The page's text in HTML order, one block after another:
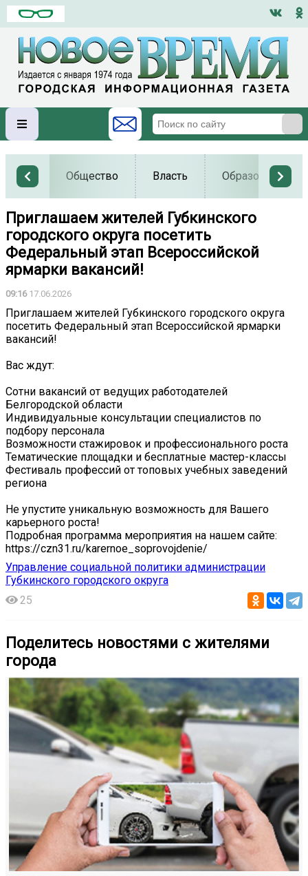
Общество Власть Образование
Приглашаем жителей Губкинского
городского округа посетить
Федеральный этап Всероссийской
ярмарки вакансий!
09:1617.06.2026
Приглашаем жителей Губкинского городского округа
посетить Федеральный этап Всероссийской ярмарки
вакансий!
Вас ждут:
Сотни вакансий от ведущих работодателей
Белгородской области
Индивидуальные консультации специалистов по
подбору персонала
Возможности стажировок и профессионального роста
Тематические площадки и бесплатные мастер-классы
Фестиваль профессий от топовых учебных заведений
региона
Не упустите уникальную возможность для Вашего
карьерного роста!
Подробная программа мероприятия на нашем сайте:
https://czn31.ru/karernoe_soprovojdenie/
Управление социальной политики администрации
Губкинского городского округа
25
Поделитесь новостями с жителями
города